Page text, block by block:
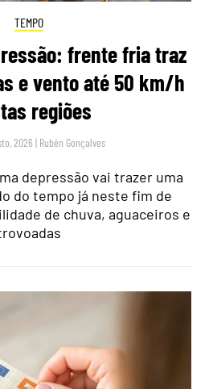
TEMPO
frente fria traz
e vento até 50 km/h
regiões
2026 | Rubén Gonçalves
depressão vai trazer uma
do tempo já neste fim de
de chuva, aguaceiros e